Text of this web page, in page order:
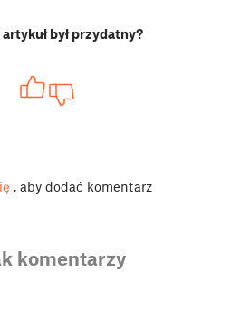
był przydatny?
, aby dodać komentarz
komentarzy